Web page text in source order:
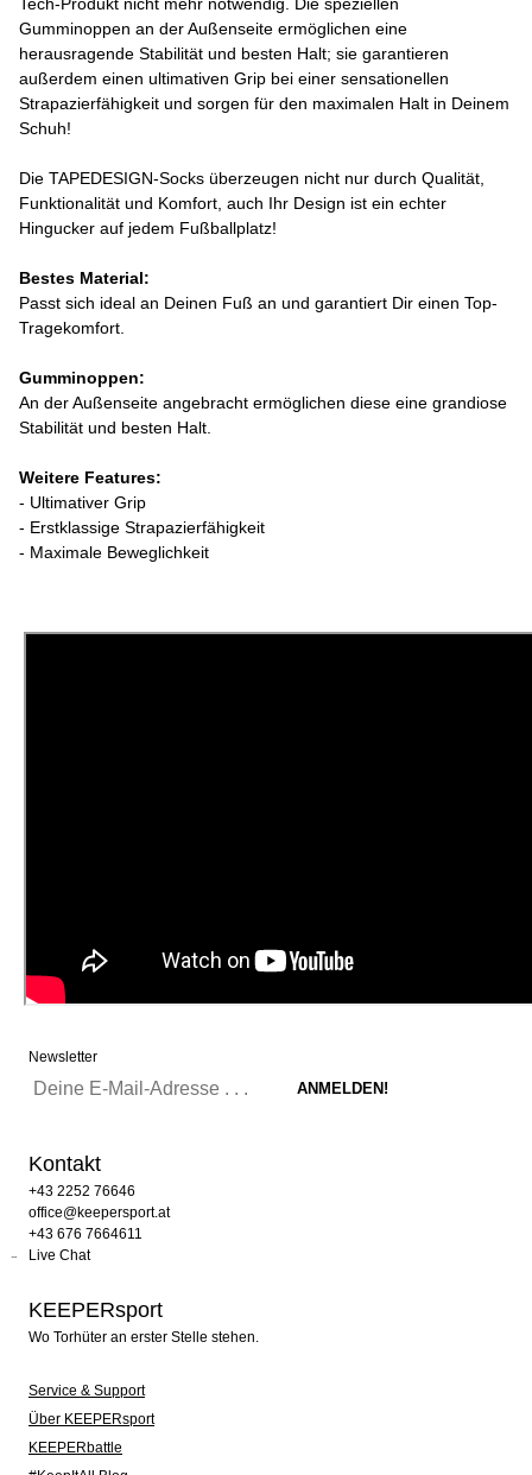
Gumminoppen an der Außenseite ermöglichen eine
herausragende Stabilität und besten Halt; sie garantieren
außerdem einen ultimativen Grip bei einer sensationellen
Strapazierfähigkeit und sorgen für den maximalen Halt in Deinem
Schuh!
Die TAPEDESIGN-Socks überzeugen nicht nur durch Qualität,
Funktionalität und Komfort, auch Ihr Design ist ein echter
Hingucker auf jedem Fußballplatz!
Bestes Material:
Passt sich ideal an Deinen Fuß an und garantiert Dir einen Top-
Tragekomfort.
Gumminoppen:
An der Außenseite angebracht ermöglichen diese eine grandiose
Stabilität und besten Halt.
Weitere Features:
- Ultimativer Grip
- Erstklassige Strapazierfähigkeit
- Maximale Beweglichkeit
Newsletter
Kontakt
+43 2252 76646
office@keepersport.at
+43 676 7664611
Live Chat
KEEPERsport
Wo Torhüter an erster Stelle stehen.
Service & Support
Über KEEPERsport
KEEPERbattle